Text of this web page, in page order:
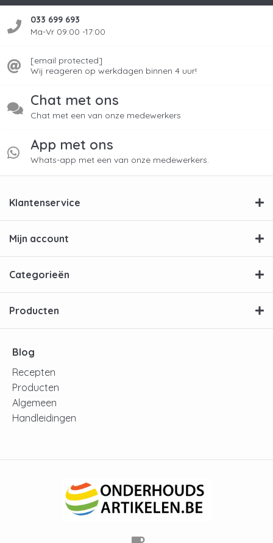
033 699 693
Ma-Vr 09:00 -17:00
[email protected]
Wij reageren op werkdagen binnen 4 uur!
Chat met ons
Chat met een van onze medewerkers
App met ons
Whats-app met een van onze medewerkers.
Klantenservice
Mijn account
Categorieën
Producten
Blog
Recepten
Producten
Algemeen
Handleidingen